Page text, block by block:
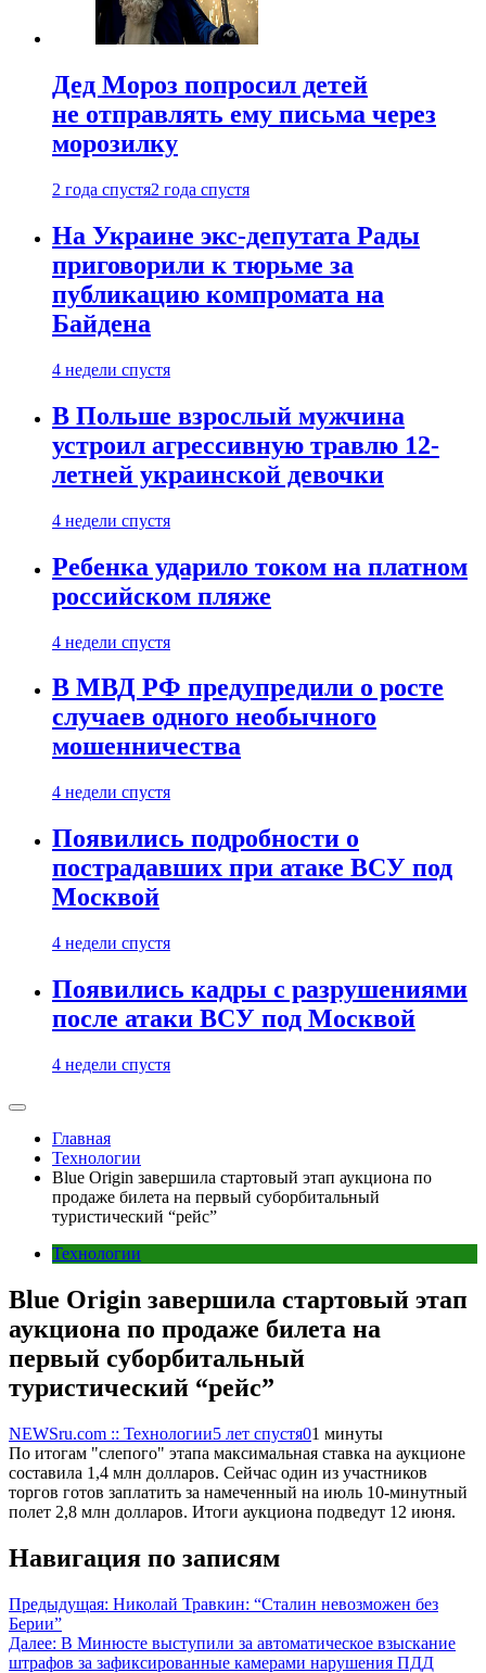
Дед Мороз попросил детей
не отправлять ему письма через
морозилку
2 года спустя2 года спустя
На Украине экс-депутата Рады
приговорили к тюрьме за
публикацию компромата на
Байдена
4 недели спустя
В Польше взрослый мужчина
устроил агрессивную травлю 12-
летней украинской девочки
4 недели спустя
Ребенка ударило током на платном
российском пляже
4 недели спустя
В МВД РФ предупредили о росте
случаев одного необычного
мошенничества
4 недели спустя
Появились подробности о
пострадавших при атаке ВСУ под
Москвой
4 недели спустя
Появились кадры с разрушениями
после атаки ВСУ под Москвой
4 недели спустя
Главная
Технологии
Blue Origin завершила стартовый этап аукциона по
продаже билета на первый суборбитальный
туристический “рейс”
Технологии
Blue Origin завершила стартовый этап
аукциона по продаже билета на
первый суборбитальный
туристический “рейс”
NEWSru.com :: Технологии5 лет спустя01 минуты
По итогам "слепого" этапа максимальная ставка на аукционе
составила 1,4 млн долларов. Сейчас один из участников
торгов готов заплатить за намеченный на июль 10-минутный
полет 2,8 млн долларов. Итоги аукциона подведут 12 июня.
Навигация по записям
Предыдущая: Николай Травкин: “Сталин невозможен без
Берии”
Далее: В Минюсте выступили за автоматическое взыскание
штрафов за зафиксированные камерами нарушения ПДД